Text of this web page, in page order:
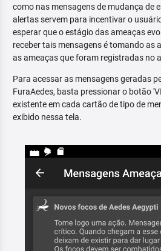
como nas mensagens de mudança de
alertas servem para incentivar o
esperar que o estágio das ameaças
receber tais mensagens é tomando as
as ameaças que foram registradas no
Para acessar as mensagens geradas
FuraAedes, basta pressionar o botão
existente em cada cartão de tipo de
exibido nessa tela.